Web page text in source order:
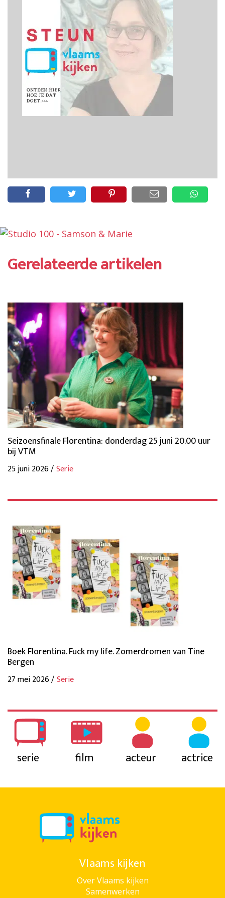
Gerelateerde artikelen
Seizoensfinale Florentina: donderdag 25 juni 20.00 uur
bij VTM
25 juni 2026 /Serie
Boek Florentina. Fuck my life. Zomerdromen van Tine
Bergen
27 mei 2026 /Serie
serie film acteur actrice
Vlaams kijken
Over Vlaams kijken
Samenwerken